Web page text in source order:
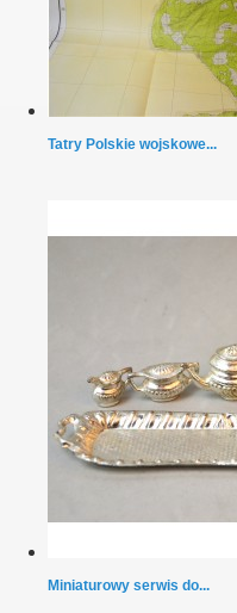
Tatry Polskie wojskowe...
Miniaturowy serwis do...